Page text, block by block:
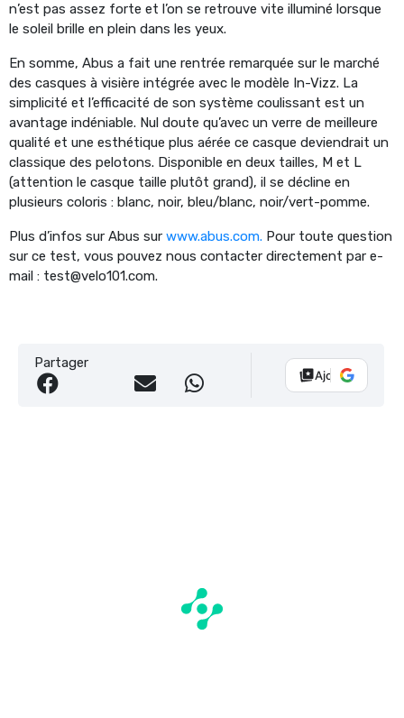
n’est pas assez forte et l’on se retrouve vite illuminé lorsque
le soleil brille en plein dans les yeux.
En somme, Abus a fait une rentrée remarquée sur le marché
des casques à visière intégrée avec le modèle In-Vizz. La
simplicité et l’efficacité de son système coulissant est un
avantage indéniable. Nul doute qu’avec un verre de meilleure
qualité et une esthétique plus aérée ce casque deviendrait un
classique des pelotons. Disponible en deux tailles, M et L
(attention le casque taille plutôt grand), il se décline en
plusieurs coloris : blanc, noir, bleu/blanc, noir/vert-pomme.
Plus d’infos sur Abus sur www.abus.com. Pour toute question
sur ce test, vous pouvez nous contacter directement par e-
mail : test@velo101.com.
Partager
Ajouter Vélo